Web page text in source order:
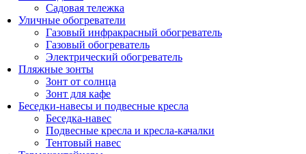
Садовая тележка
Уличные обогреватели
Газовый инфракрасный обогреватель
Газовый обогреватель
Электрический обогреватель
Пляжные зонты
Зонт от солнца
Зонт для кафе
Беседки-навесы и подвесные кресла
Беседка-навес
Подвесные кресла и кресла-качалки
Тентовый навес